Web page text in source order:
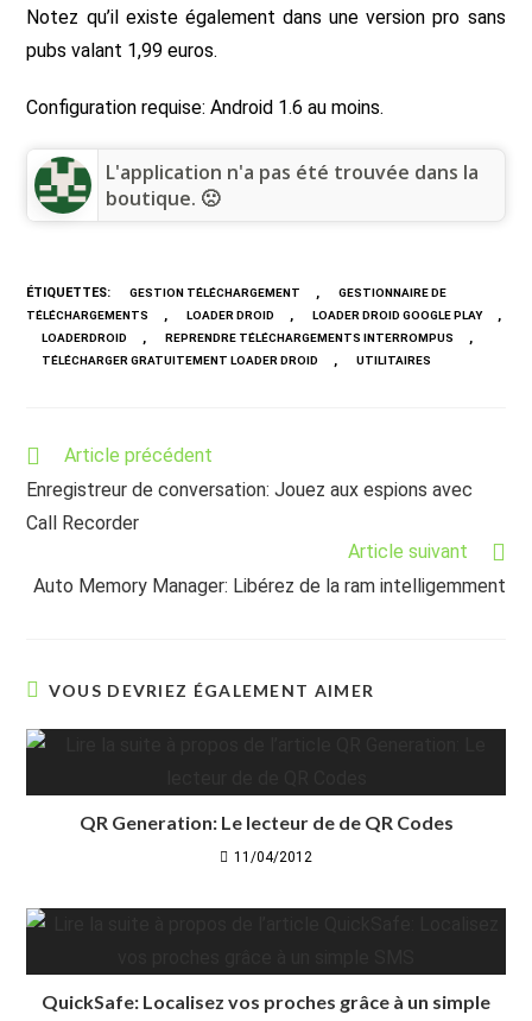
Notez qu’il existe également dans une version pro sans
pubs valant 1,99 euros.
Configuration requise: Android 1.6 au moins.
L'application n'a pas été trouvée dans la
boutique. 🙁
ÉTIQUETTES: GESTION TÉLÉCHARGEMENT ,
GESTIONNAIRE DE
TÉLÉCHARGEMENTS
, LOADER DROID , LOADER DROID GOOGLE PLAY ,
LOADERDROID , REPRENDRE TÉLÉCHARGEMENTS INTERROMPUS ,
TÉLÉCHARGER GRATUITEMENT LOADER DROID , UTILITAIRES
Read
articles
Article précédent
Enregistreur de conversation: Jouez aux espions avec
Call Recorder
Article suivant
Auto Memory Manager: Libérez de la ram intelligemment
VOUS DEVRIEZ ÉGALEMENT AIMER
QR Generation: Le lecteur de de QR Codes
11/04/2012
QuickSafe: Localisez vos proches grâce à un simple